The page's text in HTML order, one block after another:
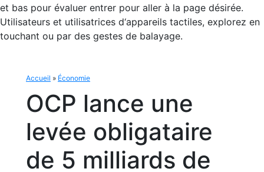
et bas pour évaluer entrer pour aller à la page désirée.
Utilisateurs et utilisatrices d‘appareils tactiles, explorez en
touchant ou par des gestes de balayage.
Accueil » Économie
OCP lance une
levée obligataire
de 5 milliards de